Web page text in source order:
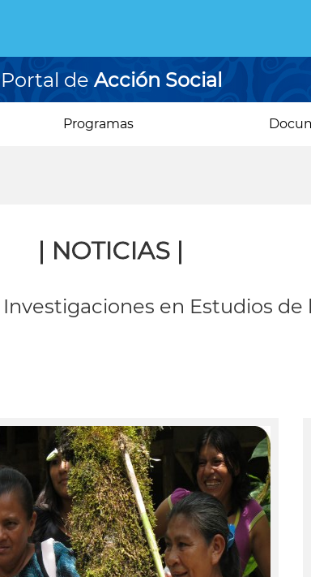
Portal de Acción Social
Programas
| NOTICIAS |
en Estudios de